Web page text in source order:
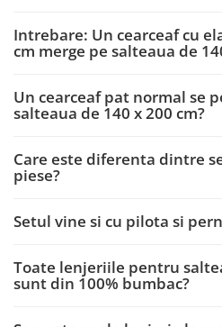
Intrebare: Un cearceaf cu
cm merge pe salteaua de
Un cearceaf pat normal se
salteaua de 140 x 200 cm?
Care este diferenta dintre
piese?
Setul vine si cu pilota si
Toate lenjeriile pentru
sunt din 100% bumbac?